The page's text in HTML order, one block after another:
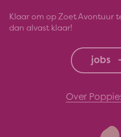
Klaar om op Zoet Avontuur
dan alvast klaar!
jobs
Over